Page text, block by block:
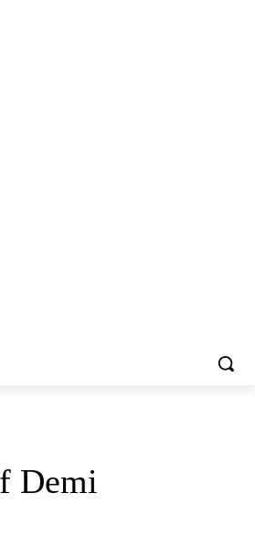
Demi